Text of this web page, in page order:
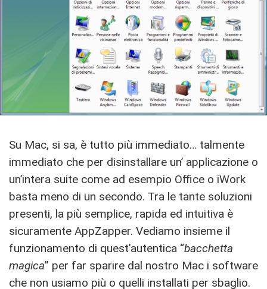
Su Mac, si sa, è tutto più immediato… talmente
immediato che per disinstallare un’ applicazione o
un’intera suite come ad esempio Office o iWork
basta meno di un secondo. Tra le tante soluzioni
presenti, la più semplice, rapida ed intuitiva è
sicuramente AppZapper. Vediamo insieme il
funzionamento di quest’autentica “bacchetta
magica” per far sparire dal nostro Mac i software
che non usiamo più o quelli installati per sbaglio.